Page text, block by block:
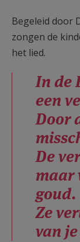
Begeleid door
zongen de
het lied.
In de
een
Door
De
maar
goud.
Ze
van